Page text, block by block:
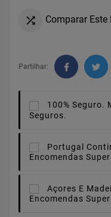
 Comparar Este
Partilhar:
100% Seguro.
Seguros.
Portugal
Encomendas
Açores E
Encomendas